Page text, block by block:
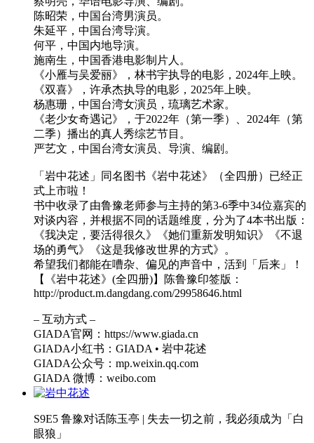
陈昭荣，中国台湾男演员。
朱延平，中国台湾导演。
何平，中国内地导演。
施南生，中国香港电影制片人。
《小雁与吴爱丽》，林书宇执导的电影，2024年上映。
《双喜》，许承杰执导的电影，2025年上映。
杨惠珊，中国台湾女演员，琉璃艺术家。
《老少女奇遇记》，于2022年（第一季）、2024年（第
二季）播出的真人秀综艺节目。
严艺文，中国台湾女演员、导演、编剧。
「岩中花述」同名图书《岩中花述》（全四册）已经正
式上市啦！
书中收录了由鲁豫老师参与主持的第3-6季中34位嘉宾的
对谈内容，并根据不同的话题维度，分为了4本书出版：
《我决定，要活得很久》《她们重新发明知识》《不退
场的勇气》《这是我修改世界的方式》。
希望我们都能在嘈杂、偏见的声音中，活到「后来」！
【《岩中花述》(全四册)】陈鲁豫印签版：
http://product.m.dangdang.com/29958646.html
– 互动方式 –
GIADA官网：https://www.giada.cn
GIADA小红书：GIADA • 岩中花述
GIADA公众号：mp.weixin.qq.com
GIADA 微博：weibo.com
S9E5 鲁豫对话陈玉亭 | 失去一切之前，我必须成为「白
眼狼」